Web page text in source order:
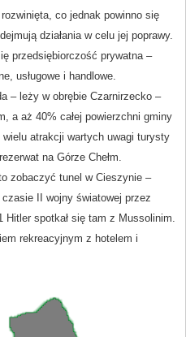
co jednak powinno się
działania w celu jej poprawy.
przedsiębiorczość prywatna –
usługowe i handlowe.
– leży w obrębie Czarnirzecko –
a aż 40% całej powierzchni gminy
atrakcji wartych uwagi turysty
na Górze Chełm.
zobaczyć tunel w Cieszynie –
II wojny światowej przez
Hitler spotkał się tam z Mussolinim.
rekreacyjnym z hotelem i